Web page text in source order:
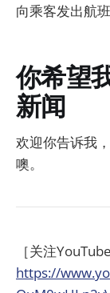
向乘客发出航
你希望
新闻
欢迎你告诉我
噢。
［关注
https://